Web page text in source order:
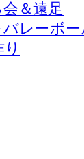
＆遠足
バレーボ